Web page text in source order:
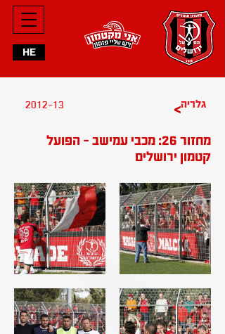
HE
2012-13 >גלריה
מחזור 26: מכבי עמישב - הפועל
קטמון ירושלים